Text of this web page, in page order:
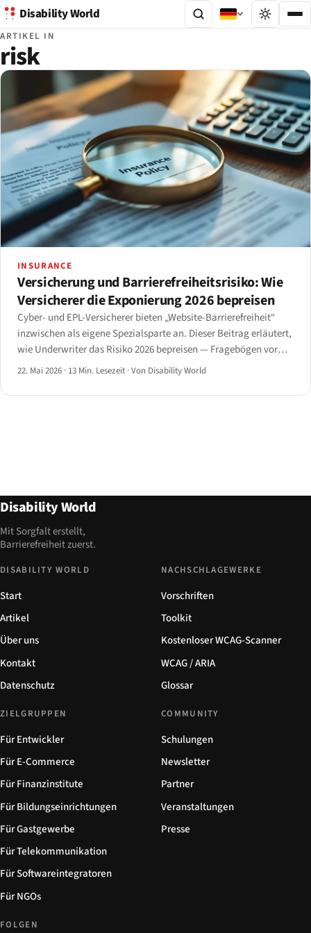
Disability World
ARTIKEL IN
risk
INSURANCE
Versicherung und Barrierefreiheitsrisiko: Wie
Versicherer die Exponierung 2026 bepreisen
Cyber- und EPL-Versicherer bieten „Website-Barrierefreiheit“
inzwischen als eigene Spezialsparte an. Dieser Beitrag erläutert,
wie Underwriter das Risiko 2026 bepreisen — Fragebögen vor
Vertragsabschluss, Audit-Bedingungen, Ausschlüsse und
22. Mai 2026 · 13 Min. Lesezeit ·Von Disability World
Disability World
Mit Sorgfalt erstellt,
Barrierefreiheit zuerst.
DISABILITY WORLD
Start
Artikel
Über uns
Kontakt
Datenschutz
NACHSCHLAGEWERKE
Vorschriften
Toolkit
Kostenloser WCAG-Scanner
WCAG / ARIA
Glossar
ZIELGRUPPEN
Für Entwickler
Für E-Commerce
Für Finanzinstitute
Für Bildungseinrichtungen
Für Gastgewerbe
Für Telekommunikation
Für Softwareintegratoren
Für NGOs
COMMUNITY
Schulungen
Newsletter
Partner
Veranstaltungen
Presse
FOLGEN